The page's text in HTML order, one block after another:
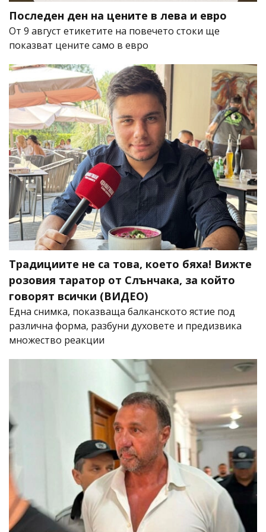
Последен ден на цените в лева и евро
От 9 август етикетите на повечето стоки ще
показват цените само в евро
Традициите не са това, което бяха! Вижте
розовия таратор от Слънчака, за който
говорят всички (ВИДЕО)
Една снимка, показваща балканското ястие под
различна форма, разбуни духовете и предизвика
множество реакции